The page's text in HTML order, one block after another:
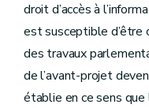
droit d’accès à
est susceptible
des travaux
de l’avant-projet
établie en ce sens